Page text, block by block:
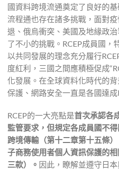
國資料跨境流通奠定了良好的
流程通也存在諸多挑戰，面對
退、俄烏衝突、美國及地緣政
了不小的挑戰。RCEP成員國，
以共同發展的理念充分履行
度紅利，三國之間應積極促成
化發展。在全球資料化時代的
保護、網路安全一直是各國達成
RCEP的一大亮點是首次承認各
監管要求，但規定各成員國不
跨境傳輸（第十二章第十五條
子商務使用者個人資訊保護的
三款）。 因此，瞭解並遵守日